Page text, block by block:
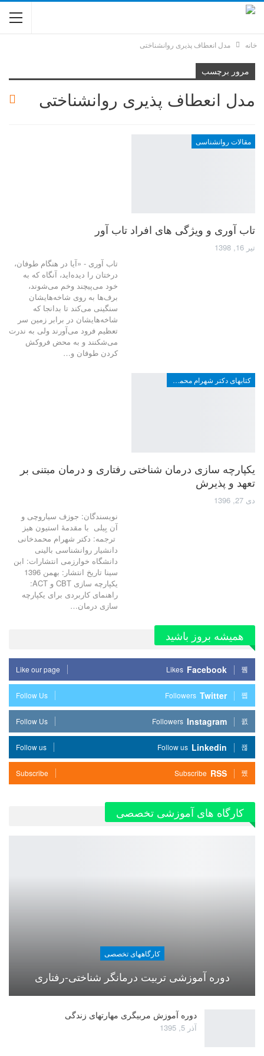
خانه مدل انعطاف پذیری روانشناختی
مرور برچسب
مدل انعطاف پذیری روانشناختی
مقالات روانشناسی
تاب‌ آوری و ویژگی های افراد تاب آور
تیر 16, 1398
تاب آوری - «آیا در هنگام طوفان،
درختان را دیده‌اید، آنگاه که به
خود می‌پیچند وخم می‌شوند،
برف‌ها به روی شاخه‌هایشان
سنگینی می‌کند تا بدانجا که
شاخه‌هایشان در برابر زمین سر
تعظیم فرود می‌آورند ولی به ندرت
می‌شکنند و به محض فروکش
کردن طوفان و…
کتابهای دکتر شهرام محمدخانی
یکپارچه سازی درمان شناختی رفتاری و درمان مبتنی بر
تعهد و پذیرش
دی 27, 1396
نویسندگان: جوزف سیاروچی و
آن بِی­لی با مقدمۀ­ استیون هیز
ترجمه: دکتر شهرام محمدخانی
دانشیار روانشناسی بالینی
دانشگاه خوارزمی انتشارات: ابن
سینا تاریخ انتشار: بهمن 1396
یکپارچه سازی CBT و ACT:
راهنمای کاربردی برای یکپارچه
سازی درمان…
همیشه بروز باشید
Facebook
Likes
Like our page
Twitter
Followers
Follow Us
Instagram
Followers
Follow Us
Linkedin
Follow us
Follow us
RSS
Subscribe
Subscribe
کارگاه های آموزشی تخصصی
کارگاههای تخصصی
دوره آموزشی تربیت درمانگر شناختی-رفتاری
دوره آموزش مربیگری مهارتهای زندگی
آذر 5, 1395